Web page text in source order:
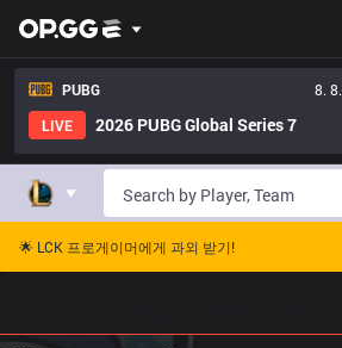
PUBG
8.
LIVE
2026 PUBG Global Series 7
🌟 LCK 프로게이머에게 과외 받기!